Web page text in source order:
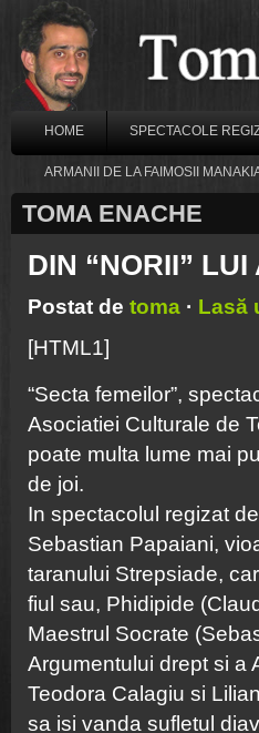
HOME SPECTACOLE
ARMANII DE LA FAIMOSII
TOMA ENACHE
DIN “NORII”
Postat de toma · Lasă
[HTML1]
“Secta femeilor”,
Asociatiei Culturale de
poate multa lume mai
de joi.
In spectacolul regizat
Sebastian Papaiani,
taranului Strepsiade,
fiul sau, Phidipide
Maestrul Socrate
Argumentului drept si a
Teodora Calagiu si
sa isi vanda sufletul